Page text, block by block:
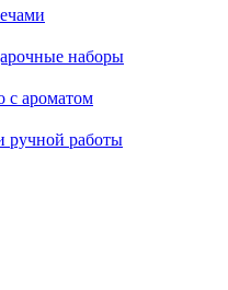
наборы
с ароматом
ручной работы